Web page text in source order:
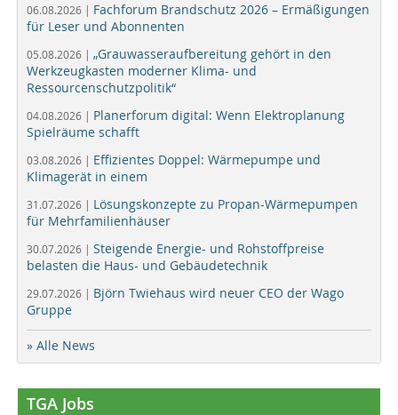
06.08.2026 | Fachforum Brandschutz 2026 – Ermäßigungen
für Leser und Abonnenten
05.08.2026 | „Grauwasseraufbereitung gehört in den
Werkzeugkasten moderner Klima- und
Ressourcenschutzpolitik“
04.08.2026 | Planerforum digital: Wenn Elektroplanung
Spielräume schafft
03.08.2026 | Effizientes Doppel: Wärmepumpe und
Klimagerät in einem
31.07.2026 | Lösungskonzepte zu Propan-Wärmepumpen
für Mehrfamilienhäuser
30.07.2026 | Steigende Energie- und Rohstoffpreise
belasten die Haus- und Gebäudetechnik
29.07.2026 | Björn Twiehaus wird neuer CEO der Wago
Gruppe
» Alle News
TGA Jobs